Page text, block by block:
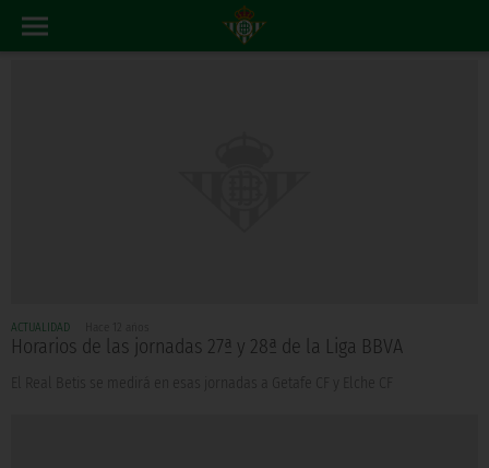
ACTUALIDAD
Horarios de las jornadas 27ª y 28ª de la Liga BBVA
El Real Betis se medirá en esas jornadas a Getafe CF y Elche CF